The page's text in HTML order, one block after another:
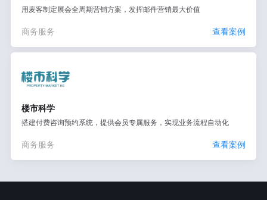
用麦客制定展会全周期营销方案，发挥邮件营销最大价值
商务服务 查看案例
楼市科学
搭建付费咨询预约系统，提供会员专属服务，实现业务流程自动化
商务服务 查看案例